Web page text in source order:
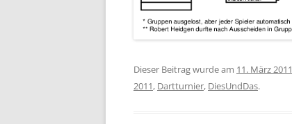
Dieser Beitrag wurde am 11. März 2011
2011, Dartturnier, DiesUndDas.